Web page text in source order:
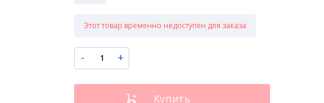
Этот товар временно недоступен для заказа
- +